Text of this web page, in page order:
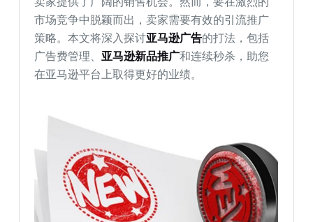
市场竞争中脱颖而出，卖家需要有效的引流推广
策略。本文将深入探讨亚马逊广告的打法，包括
广告费管理、亚马逊新品推广和连续秒杀，助您
在亚马逊平台上取得更好的业绩。